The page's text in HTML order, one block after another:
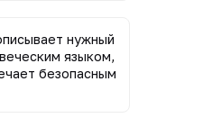
нужный
языком,
безопасным